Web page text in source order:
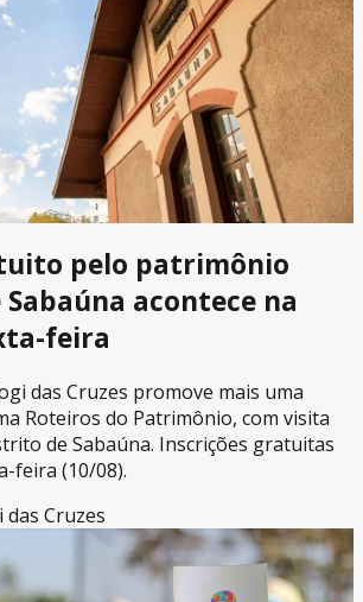
pelo patrimônio
acontece na
feira
das Cruzes promove mais uma
Roteiros do Patrimônio, com visita
de Sabaúna. Inscrições gratuitas
feira (10/08).
das Cruzes